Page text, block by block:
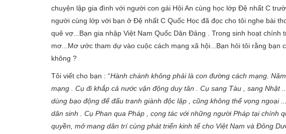
chuyện lập gia đình với người con gái Hội An cùng học lớp Đệ nhất C
người cùng lớp với bạn ở Đệ nhất C Quốc Học đã đọc cho tôi nghe bài
quê vợ...Bạn gia nhập Việt Nam Quốc Dân Đảng . Trong sinh hoạt
mơ...Mơ ước tham dự vào cuộc cách mạng xã hội...Bạn hỏi tôi rằng bạn
không ?
Tôi viết cho bạn : “Hành chánh không phải là con đường cách mạng.
mạng . Cụ đi khắp cả nước vận động duy tân . Cụ sang Tàu , sang Nhật
dùng bạo động để đấu tranh giành độc lập , cũng không thể vọng ngoại
dân sinh . Cụ Phan qua Pháp , cọng tác với những người Pháp tại chính
quyền, mở mang dân trí cùng phát triển kinh tế cho Việt Nam và Đông